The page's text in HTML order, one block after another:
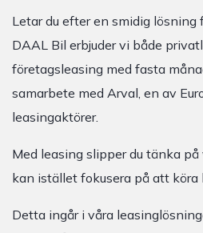
Letar du efter en smidig lösning
DAAL Bil erbjuder vi både
företagsleasing med fasta
samarbete med Arval, en av
leasingaktörer.
Med leasing slipper du tänka
kan istället fokusera på att köra
Detta ingår i våra